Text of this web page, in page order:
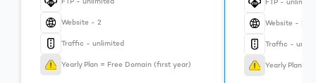
Website - 2
Traffic - unlimited
Yearly Plan = Free Domain (first year)
FTP -
Website - 3
Traffic -
Yearly Plan =